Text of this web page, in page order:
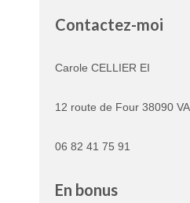
Contactez-moi
Carole CELLIER EI
12 route de Four 38090
06 82 41 75 91
En bonus